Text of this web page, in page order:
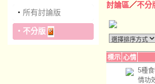
‧ 所有討論版
‧ 不分版
討論區／不分
標示 心情
5種
情功